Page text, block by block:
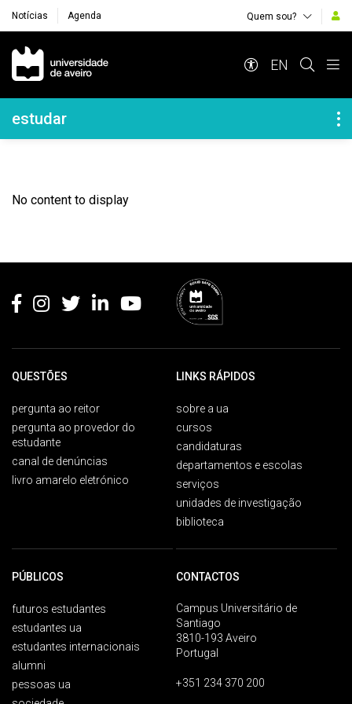
Notícias Agenda Quem sou?
Navegação Principal
EN
Navegação Lateral
estudar
No content to display
QUESTÕES
pergunta ao reitor
pergunta ao provedor do
estudante
canal de denúncias
livro amarelo eletrónico
LINKS RÁPIDOS
sobre a ua
cursos
candidaturas
departamentos e escolas
serviços
unidades de investigação
biblioteca
PÚBLICOS
futuros estudantes
estudantes ua
estudantes internacionais
alumni
pessoas ua
CONTACTOS
Campus Universitário de
Santiago
3810-193 Aveiro
Portugal
+351 234 370 200